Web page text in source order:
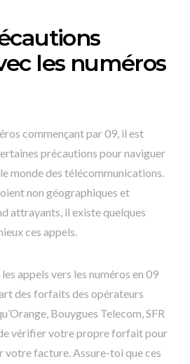
les numéros
commençant par 09, il est
précautions pour naviguer
monde des télécommunications.
non géographiques et
attrayants, il existe quelques
ces appels.
appels vers les numéros en 09
des forfaits des opérateurs
Bouygues Telecom, SFR
vérifier votre propre forfait pour
votre facture. Assure-toi que ces